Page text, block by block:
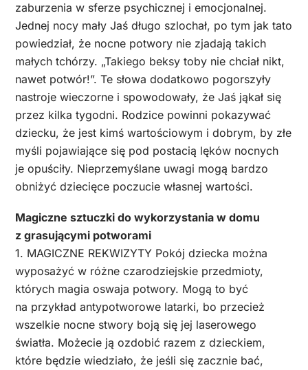
zaburzenia w sferze psychicznej i emocjonalnej.
Jednej nocy mały Jaś długo szlochał, po tym jak tato
powiedział, że nocne potwory nie zjadają takich
małych tchórzy. „Takiego beksy toby nie chciał nikt,
nawet potwór!”. Te słowa dodatkowo pogorszyły
nastroje wieczorne i spowodowały, że Jaś jąkał się
przez kilka tygodni. Rodzice powinni pokazywać
dziecku, że jest kimś wartościowym i dobrym, by złe
myśli pojawiające się pod postacią lęków nocnych
je opuściły. Nieprzemyślane uwagi mogą bardzo
obniżyć dziecięce poczucie własnej wartości.
Magiczne sztuczki do wykorzystania w domu
z grasującymi potworami
1. MAGICZNE REKWIZYTY Pokój dziecka można
wyposażyć w różne czarodziejskie przedmioty,
których magia oswaja potwory. Mogą to być
na przykład antypotworowe latarki, bo przecież
wszelkie nocne stwory boją się jej laserowego
światła. Możecie ją ozdobić razem z dzieckiem,
które będzie wiedziało, że jeśli się zacznie bać,